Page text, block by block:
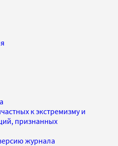
к экстремизму и
признанных
журнала